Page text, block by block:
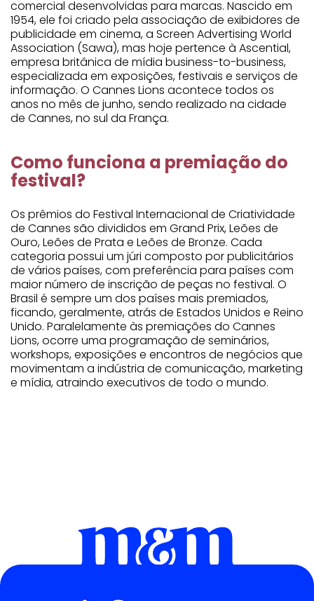
comercial desenvolvidas para marcas. Nascido em
1954, ele foi criado pela associação de exibidores de
publicidade em cinema, a Screen Advertising World
Association (Sawa), mas hoje pertence à Ascential,
empresa britânica de mídia business-to-business,
especializada em exposições, festivais e serviços de
informação. O Cannes Lions acontece todos os
anos no mês de junho, sendo realizado na cidade
de Cannes, no sul da França.
Como funciona a premiação do
festival?
Os prêmios do Festival Internacional de Criatividade
de Cannes são divididos em Grand Prix, Leões de
Ouro, Leões de Prata e Leões de Bronze. Cada
categoria possui um júri composto por publicitários
de vários países, com preferência para países com
maior número de inscrição de peças no festival. O
Brasil é sempre um dos países mais premiados,
ficando, geralmente, atrás de Estados Unidos e Reino
Unido. Paralelamente às premiações do Cannes
Lions, ocorre uma programação de seminários,
workshops, exposições e encontros de negócios que
movimentam a indústria de comunicação, marketing
e mídia, atraindo executivos de todo o mundo.